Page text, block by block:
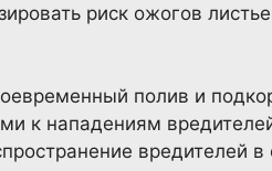
риск ожогов
полив и
к нападениям
вредителей в